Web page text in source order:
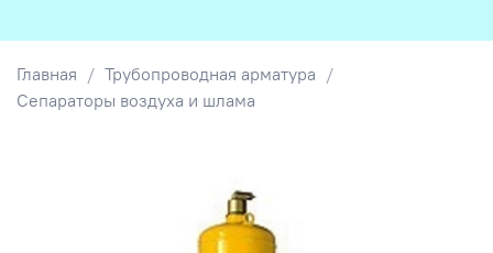
Главная
Трубопроводная арматура
Сепараторы воздуха и шлама